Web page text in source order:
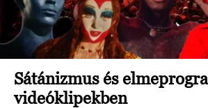
Sátánizmus és
videóklipekben